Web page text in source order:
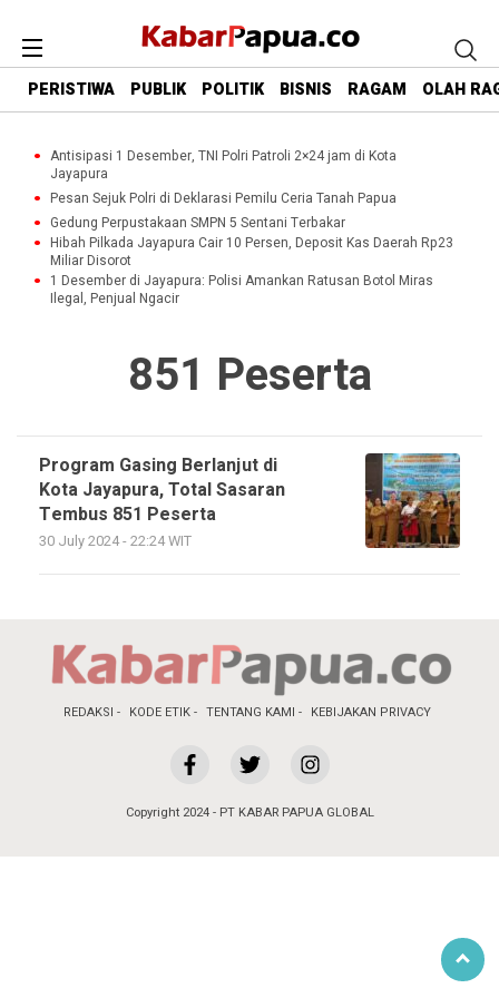
PERISTIWA PUBLIK POLITIK BISNIS RAGAM OLAH
Antisipasi 1 Desember, TNI Polri Patroli 2×24 jam di Kota
Jayapura
Pesan Sejuk Polri di Deklarasi Pemilu Ceria Tanah Papua
Gedung Perpustakaan SMPN 5 Sentani Terbakar
Hibah Pilkada Jayapura Cair 10 Persen, Deposit Kas Daerah Rp23
Miliar Disorot
1 Desember di Jayapura: Polisi Amankan Ratusan Botol Miras
Ilegal, Penjual Ngacir
851 Peserta
Program Gasing Berlanjut di
Kota Jayapura, Total Sasaran
Tembus 851 Peserta
30 July 2024 - 22:24 WIT
REDAKSI KODE ETIK TENTANG KAMI KEBIJAKAN PRIVACY
Copyright 2024 - PT KABAR PAPUA GLOBAL